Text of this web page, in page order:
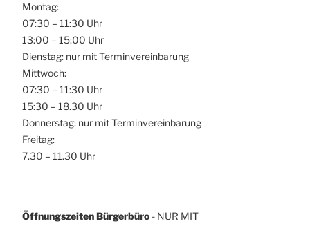
Montag:
07:30 – 11:30 Uhr
13:00 – 15:00 Uhr
Dienstag: nur mit Terminvereinbarung
Mittwoch:
07:30 – 11:30 Uhr
15:30 – 18.30 Uhr
Donnerstag: nur mit Terminvereinbarung
Freitag:
7.30 – 11.30 Uhr
Öffnungszeiten Bürgerbüro - NUR MIT